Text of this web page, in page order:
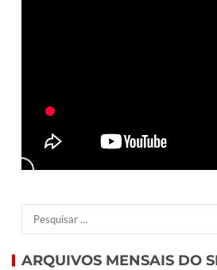
ARQUIVOS MENSAIS DO